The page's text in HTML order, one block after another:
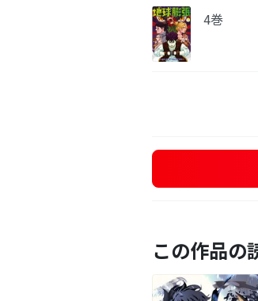
4巻
この作品の